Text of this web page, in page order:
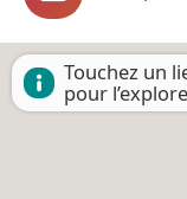
Touchez un
pour